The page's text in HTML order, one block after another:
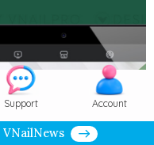
Support Account
VNailNews